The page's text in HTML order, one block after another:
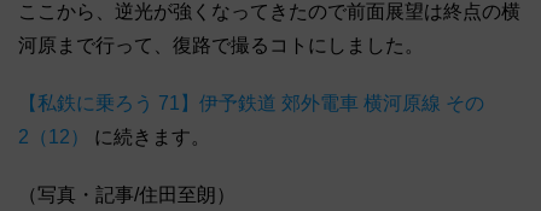
ここから、逆光が強くなってきたので前面展望は終点の横
河原まで行って、復路で撮るコトにしました。
【私鉄に乗ろう 71】伊予鉄道 郊外電車 横河原線 その
2（12）
に続きます。
（写真・記事/住田至朗）